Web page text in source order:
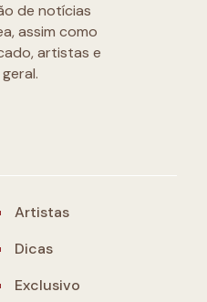
de notícias
assim como
artistas e
Artistas
Dicas
Exclusivo